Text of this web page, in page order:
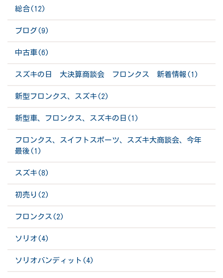
総合(12)
ブログ(9)
中古車(6)
スズキの日 大決算商談会 フロンクス 新着情報(1)
新型フロンクス、スズキ(2)
新型車、フロンクス、スズキの日(1)
フロンクス、スイフトスポーツ、スズキ大商談会、今年
最後(1)
スズキ(8)
初売り(2)
フロンクス(2)
ソリオ(4)
ソリオバンディット(4)